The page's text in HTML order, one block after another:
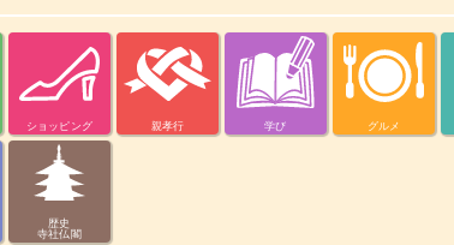
ショッピング 親孝行 学び グルメ
歴史
寺社仏閣